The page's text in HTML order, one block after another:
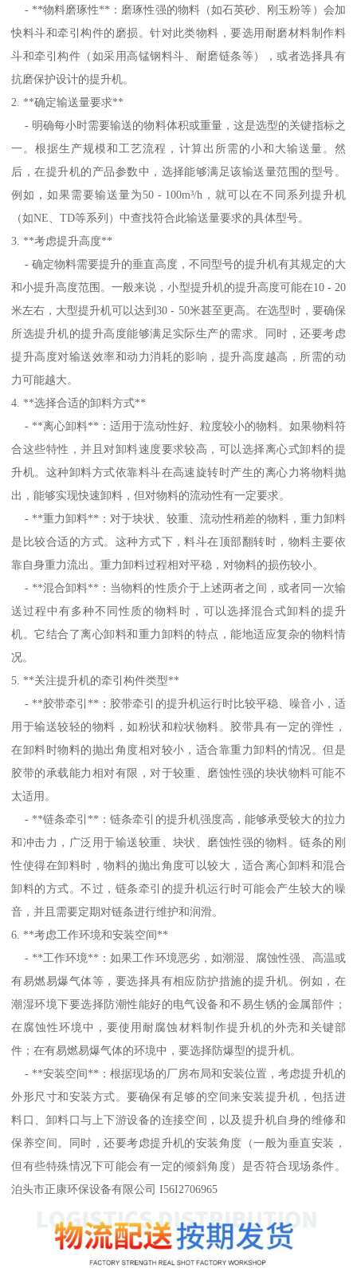
- **物料磨琢性**：磨琢性强的物料（如石英砂、刚玉粉等）会加
快料斗和牵引构件的磨损。针对此类物料，要选用耐磨材料制作料
斗和牵引构件（如采用高锰钢料斗、耐磨链条等），或者选择具有
抗磨保护设计的提升机。
2. **确定输送量要求**
- 明确每小时需要输送的物料体积或重量，这是选型的关键指标之
一。根据生产规模和工艺流程，计算出所需的小和大输送量。然
后，在提升机的产品参数中，选择能够满足该输送量范围的型号。
例如，如果需要输送量为50 - 100m³/h，就可以在不同系列提升机
（如NE、TD等系列）中查找符合此输送量要求的具体型号。
3. **考虑提升高度**
- 确定物料需要提升的垂直高度，不同型号的提升机有其规定的大
和小提升高度范围。一般来说，小型提升机的提升高度可能在10 - 20
米左右，大型提升机可以达到30 - 50米甚至更高。在选型时，要确保
所选提升机的提升高度能够满足实际生产的需求。同时，还要考虑
提升高度对输送效率和动力消耗的影响，提升高度越高，所需的动
力可能越大。
4. **选择合适的卸料方式**
- **离心卸料**：适用于流动性好、粒度较小的物料。如果物料符
合这些特性，并且对卸料速度要求较高，可以选择离心式卸料的提
升机。这种卸料方式依靠料斗在高速旋转时产生的离心力将物料抛
出，能够实现快速卸料，但对物料的流动性有一定要求。
- **重力卸料**：对于块状、较重、流动性稍差的物料，重力卸料
是比较合适的方式。这种方式下，料斗在顶部翻转时，物料主要依
靠自身重力流出。重力卸料过程相对平稳，对物料的损伤较小。
- **混合卸料**：当物料的性质介于上述两者之间，或者同一次输
送过程中有多种不同性质的物料时，可以选择混合式卸料的提升
机。它结合了离心卸料和重力卸料的特点，能地适应复杂的物料情
况。
5. **关注提升机的牵引构件类型**
- **胶带牵引**：胶带牵引的提升机运行时比较平稳、噪音小，适
用于输送较轻的物料，如粉状和粒状物料。胶带具有一定的弹性，
在卸料时物料的抛出角度相对较小，适合靠重力卸料的情况。但是
胶带的承载能力相对有限，对于较重、磨蚀性强的块状物料可能不
太适用。
- **链条牵引**：链条牵引的提升机强度高，能够承受较大的拉力
和冲击力，广泛用于输送较重、块状、磨蚀性强的物料。链条的刚
性使得在卸料时，物料的抛出角度可以较大，适合离心卸料和混合
卸料的方式。不过，链条牵引的提升机运行时可能会产生较大的噪
音，并且需要定期对链条进行维护和润滑。
6. **考虑工作环境和安装空间**
- **工作环境**：如果工作环境恶劣，如潮湿、腐蚀性强、高温或
有易燃易爆气体等，要选择具有相应防护措施的提升机。例如，在
潮湿环境下要选择防潮性能好的电气设备和不易生锈的金属部件；
在腐蚀性环境中，要使用耐腐蚀材料制作提升机的外壳和关键部
件；在有易燃易爆气体的环境中，要选择防爆型的提升机。
- **安装空间**：根据现场的厂房布局和安装位置，考虑提升机的
外形尺寸和安装方式。要确保有足够的空间来安装提升机，包括进
料口、卸料口与上下游设备的连接空间，以及提升机自身的维修和
保养空间。同时，还要考虑提升机的安装角度（一般为垂直安装，
但有些特殊情况下可能会有一定的倾斜角度）是否符合现场条件。
泊头市正康环保设备有限公司 I56I2706965